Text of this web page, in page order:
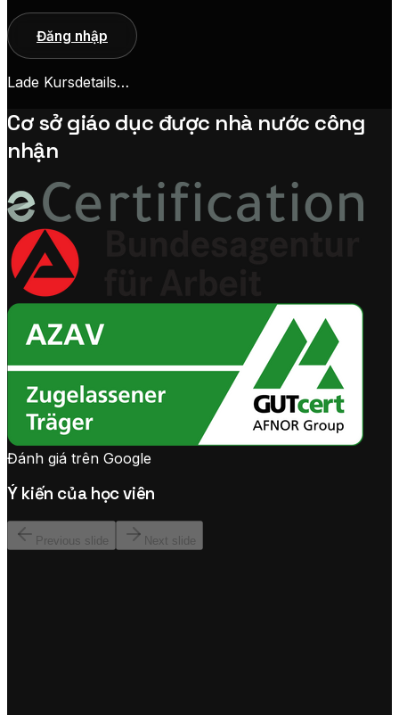
Đăng nhập
Lade Kursdetails…
Cơ sở giáo dục được nhà nước công
nhận
Đánh giá trên Google
Ý kiến của học viên
Previous slide Next slide